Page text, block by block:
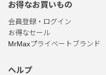
お得なお買いもの
会員登録・ログイン
お得なセール
MrMaxプライベートブランド
ヘルプ